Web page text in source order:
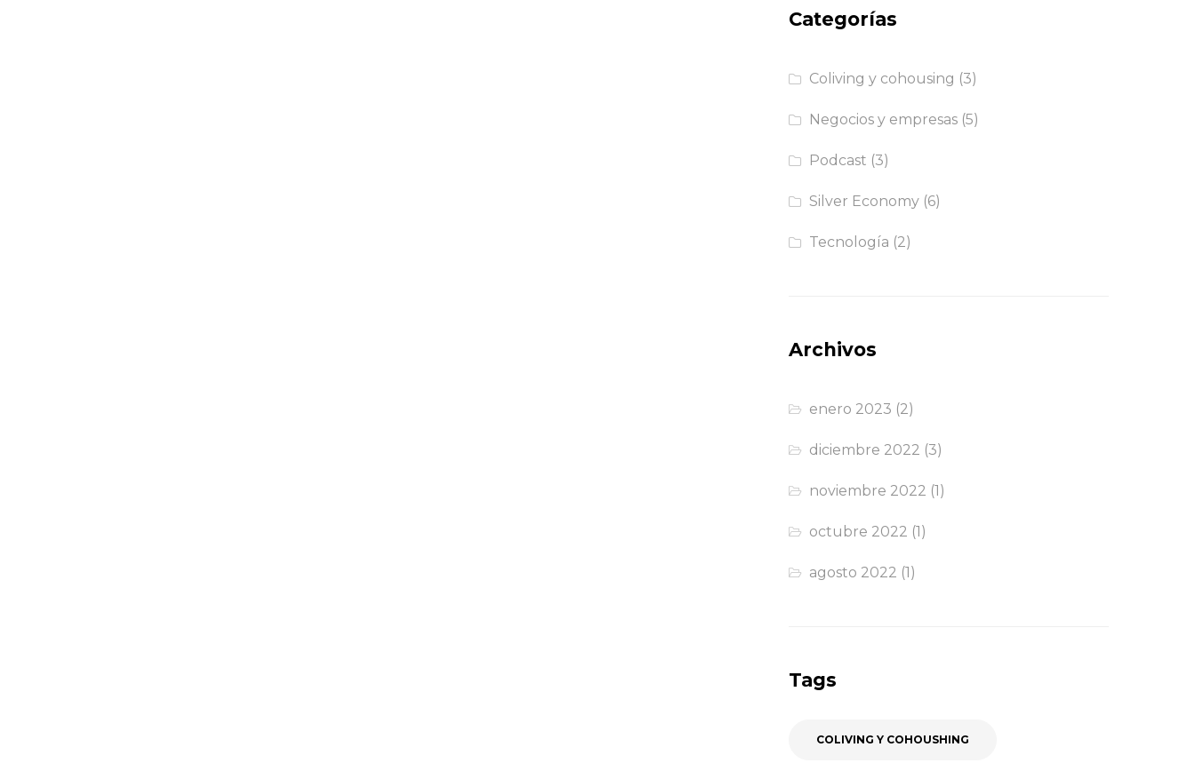
Categorías
Coliving y cohousing (3)
Negocios y empresas (5)
Podcast (3)
Silver Economy (6)
Tecnología (2)
Archivos
enero 2023 (2)
diciembre 2022 (3)
noviembre 2022 (1)
octubre 2022 (1)
agosto 2022 (1)
Tags
COLIVING Y COHOUSHING